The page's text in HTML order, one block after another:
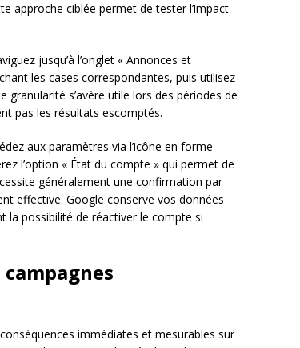
approche ciblée permet de tester l’impact
jusqu’à l’onglet « Annonces et
les cases correspondantes, puis utilisez
s’avère utile lors des périodes de
pas les résultats escomptés.
aux paramètres via l’icône en forme
l’option « État du compte » qui permet de
généralement une confirmation par
effective. Google conserve vos données
la possibilité de réactiver le compte si
immédiates et mesurables sur